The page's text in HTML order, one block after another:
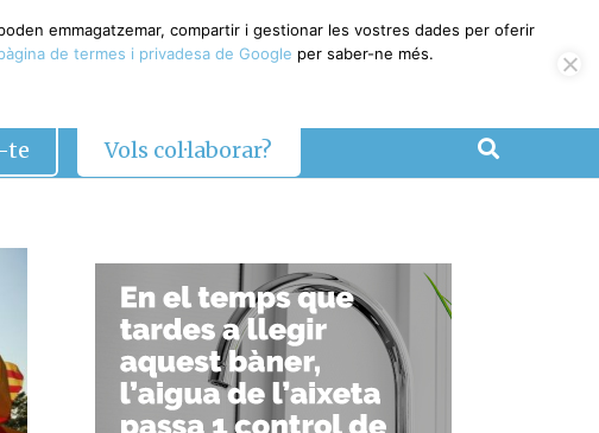
te Vols col·laborar?
emmagatzemar, compartir i gestionar les vostres dades per oferir
de termes i privadesa de Google per saber-ne més.